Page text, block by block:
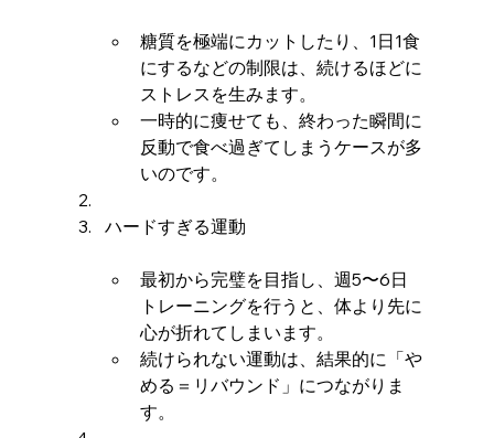
糖質を極端にカットしたり、1日1食
にするなどの制限は、続けるほどに
ストレスを生みます。
一時的に痩せても、終わった瞬間に
反動で食べ過ぎてしまうケースが多
いのです。
ハードすぎる運動
最初から完璧を目指し、週5〜6日
トレーニングを行うと、体より先に
心が折れてしまいます。
続けられない運動は、結果的に「や
める＝リバウンド」につながりま
す。